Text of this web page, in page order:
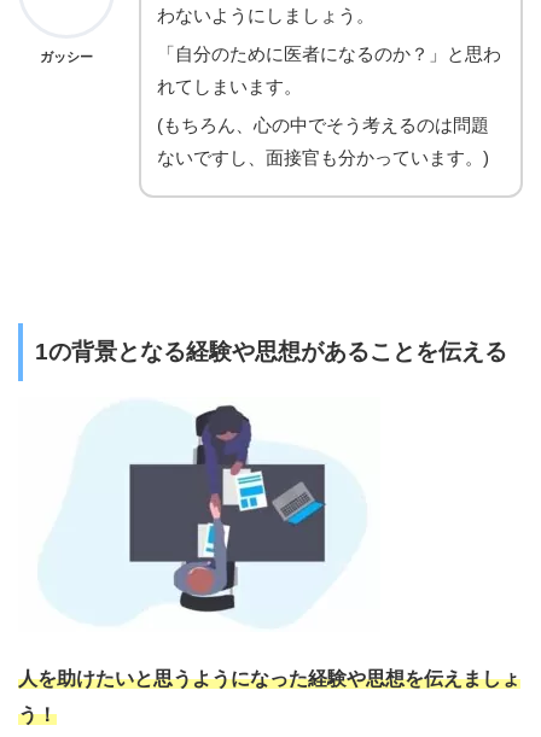
ガッシー
わないようにしましょう。
「自分のために医者になるのか？」と思わ
れてしまいます。
(もちろん、心の中でそう考えるのは問題
ないですし、面接官も分かっています。)
1の背景となる経験や思想があることを伝える
人を助けたいと思うようになった経験や思想を伝えましょ
う！